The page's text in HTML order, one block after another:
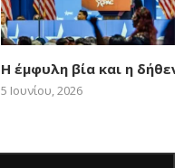
Η έμφυλη βία και η δήθεν
5 Ιουνίου, 2026